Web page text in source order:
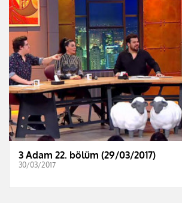
3 Adam 22. bölüm (29/03/2017)
30/03/2017